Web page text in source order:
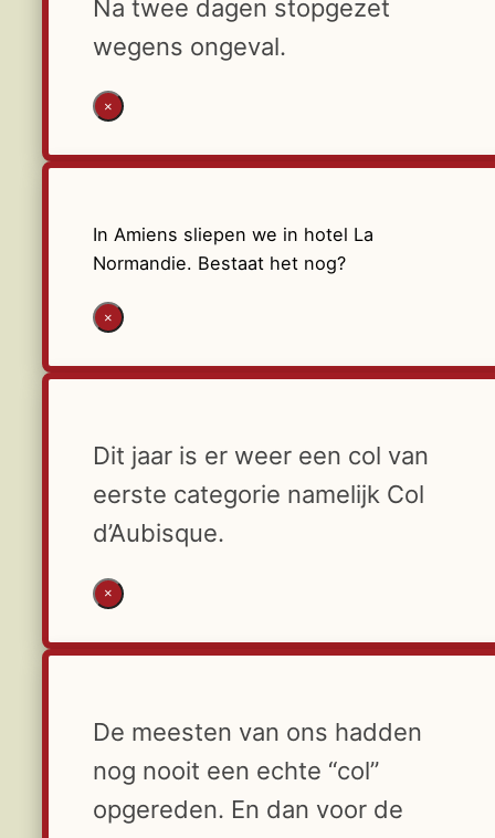
Na twee dagen stopgezet
wegens ongeval.
×
In Amiens sliepen we in hotel La
Normandie. Bestaat het nog?
×
Dit jaar is er weer een col van
eerste categorie namelijk Col
d’Aubisque.
×
De meesten van ons hadden
nog nooit een echte “col”
opgereden. En dan voor de